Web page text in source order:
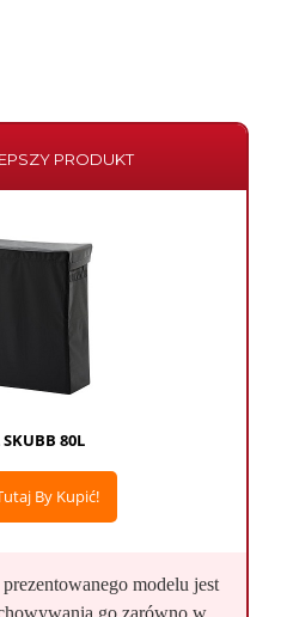
PRODUKT
SKUBB 80L
By Kupić!
modelu jest
go zarówno w